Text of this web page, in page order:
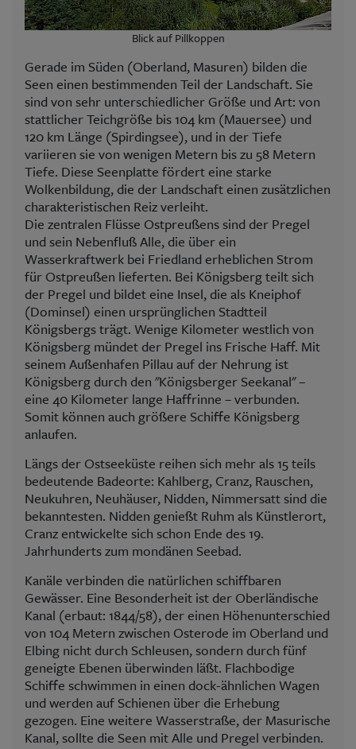
Blick auf Pillkoppen
Gerade im Süden (Oberland, Masuren) bilden die
Seen einen bestimmenden Teil der Landschaft. Sie
sind von sehr unterschiedlicher Größe und Art: von
stattlicher Teichgröße bis 104 km (Mauersee) und
120 km Länge (Spirdingsee), und in der Tiefe
variieren sie von wenigen Metern bis zu 58 Metern
Tiefe. Diese Seenplatte fördert eine starke
Wolkenbildung, die der Landschaft einen zusätzlichen
charakteristischen Reiz verleiht.
Die zentralen Flüsse Ostpreußens sind der Pregel
und sein Nebenfluß Alle, die über ein
Wasserkraftwerk bei Friedland erheblichen Strom
für Ostpreußen lieferten. Bei Königsberg teilt sich
der Pregel und bildet eine Insel, die als Kneiphof
(Dominsel) einen ursprünglichen Stadtteil
Königsbergs trägt. Wenige Kilometer westlich von
Königsberg mündet der Pregel ins Frische Haff. Mit
seinem Außenhafen Pillau auf der Nehrung ist
Königsberg durch den "Königsberger Seekanal" –
eine 40 Kilometer lange Haffrinne – verbunden.
Somit können auch größere Schiffe Königsberg
anlaufen.
Längs der Ostseeküste reihen sich mehr als 15 teils
bedeutende Badeorte: Kahlberg, Cranz, Rauschen,
Neukuhren, Neuhäuser, Nidden, Nimmersatt sind die
bekanntesten. Nidden genießt Ruhm als Künstlerort,
Cranz entwickelte sich schon Ende des 19.
Jahrhunderts zum mondänen Seebad.
Kanäle verbinden die natürlichen schiffbaren
Gewässer. Eine Besonderheit ist der Oberländische
Kanal (erbaut: 1844/58), der einen Höhenunterschied
von 104 Metern zwischen Osterode im Oberland und
Elbing nicht durch Schleusen, sondern durch fünf
geneigte Ebenen überwinden läßt. Flachbodige
Schiffe schwimmen in einen dock-ähnlichen Wagen
und werden auf Schienen über die Erhebung
gezogen. Eine weitere Wasserstraße, der Masurische
Kanal, sollte die Seen mit Alle und Pregel verbinden.